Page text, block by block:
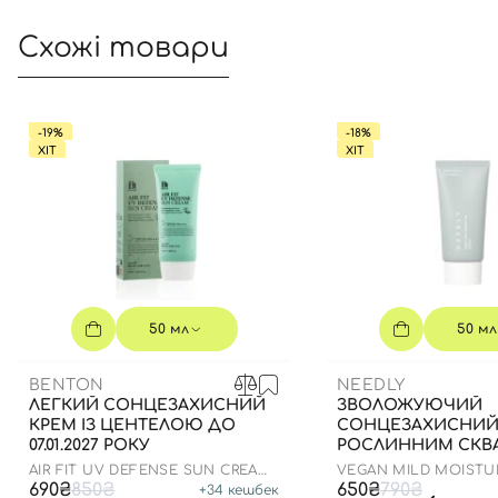
Схожі товари
-19%
ХІТ
50 мл
BENTON
ЛЕГКИЙ СОНЦЕЗАХИСНИЙ
КРЕМ ІЗ ЦЕНТЕЛОЮ ДО
07.01.2027 РОКУ
AIR FIT UV DEFENSE SUN CREAM
SPF50
690₴850₴ +34 кешбек
-18%
ХІТ
50 мл
NEEDLY
ЗВОЛОЖУЮЧИЙ
СОНЦЕЗАХИСНИЙ
РОСЛИННИМ
ДО 23.03.2027 50
VEGAN MILD
50+ PA++++
650₴790₴